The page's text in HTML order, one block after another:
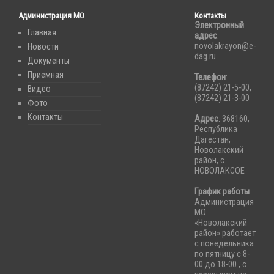
Администрация МО
Главная
Новости
Документы
Приемная
Видео
Фото
Контакты
Контакты
Электронный
адрес:
novolakrayon@e-
dag.ru
Телефон:
(87242) 21-5-00,
(87242) 21-3-00
Адрес: 368160,
Республика
Дагестан,
Новолакский
район, с.
НОВОЛАКСОЕ
График работы
Администрация
МО
«Новолакский
район» работает
с понедельника
по пятницу с 8-
00 до 18-00 , с